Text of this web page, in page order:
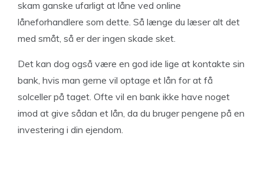
skam ganske ufarligt at låne ved online
låneforhandlere som dette. Så længe du læser alt det
med småt, så er der ingen skade sket.
Det kan dog også være en god ide lige at kontakte sin
bank, hvis man gerne vil optage et lån for at få
solceller på taget. Ofte vil en bank ikke have noget
imod at give sådan et lån, da du bruger pengene på en
investering i din ejendom.